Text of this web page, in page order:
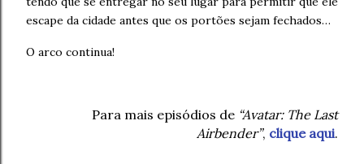
escape da cidade antes que os portões sejam fechados…
O arco continua!
Para mais episódios de “Avatar: The Last
Airbender”, clique aqui.